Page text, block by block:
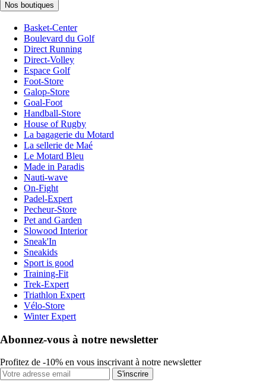
Nos boutiques
Basket-Center
Boulevard du Golf
Direct Running
Direct-Volley
Espace Golf
Foot-Store
Galop-Store
Goal-Foot
Handball-Store
House of Rugby
La bagagerie du Motard
La sellerie de Maé
Le Motard Bleu
Made in Paradis
Nauti-wave
On-Fight
Padel-Expert
Pecheur-Store
Pet and Garden
Slowood Interior
Sneak'In
Sneakids
Sport is good
Training-Fit
Trek-Expert
Triathlon Expert
Vélo-Store
Winter Expert
Abonnez-vous à notre newsletter
Profitez de -10% en vous inscrivant à notre newsletter
S'inscrire